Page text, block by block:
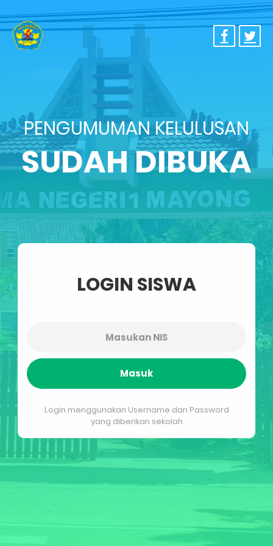
PENGUMUMAN KELULUSAN
SUDAH DIBUKA
LOGIN SISWA
Masuk
Login menggunakan Username dan Password
yang diberikan sekolah